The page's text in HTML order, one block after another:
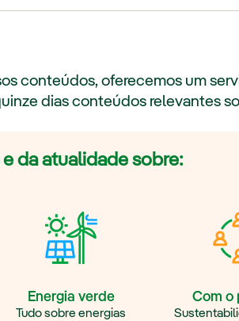
conteúdos, oferecemos um
dias conteúdos relevantes
da atualidade sobre:
Energia verde
Tudo sobre energias
Com o